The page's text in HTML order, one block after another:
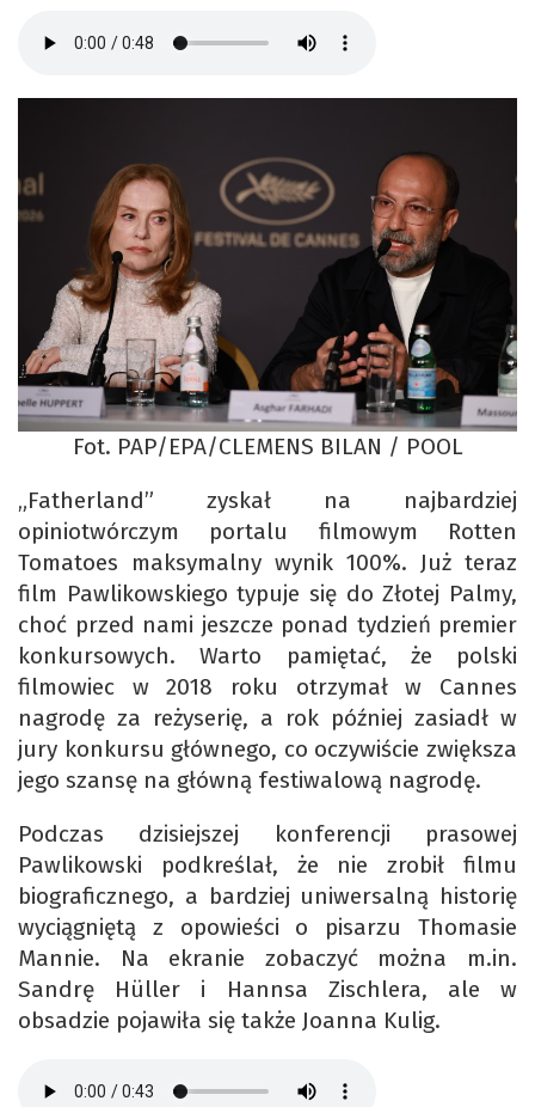
Fot. PAP/EPA/CLEMENS BILAN / POOL
„Fatherland” zyskał na najbardziej
opiniotwórczym portalu filmowym Rotten
Tomatoes maksymalny wynik 100%. Już teraz
film Pawlikowskiego typuje się do Złotej Palmy,
choć przed nami jeszcze ponad tydzień premier
konkursowych. Warto pamiętać, że polski
filmowiec w 2018 roku otrzymał w Cannes
nagrodę za reżyserię, a rok później zasiadł w
jury konkursu głównego, co oczywiście zwiększa
jego szansę na główną festiwalową nagrodę.
Podczas dzisiejszej konferencji prasowej
Pawlikowski podkreślał, że nie zrobił filmu
biograficznego, a bardziej uniwersalną historię
wyciągniętą z opowieści o pisarzu Thomasie
Mannie. Na ekranie zobaczyć można m.in.
Sandrę Hüller i Hannsa Zischlera, ale w
obsadzie pojawiła się także Joanna Kulig.